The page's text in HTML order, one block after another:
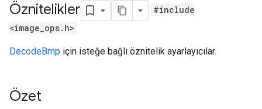
Öznitelikler
#include
<image_ops.h>
DecodeBmp için isteğe bağlı öznitelik ayarlayıcılar.
Özet